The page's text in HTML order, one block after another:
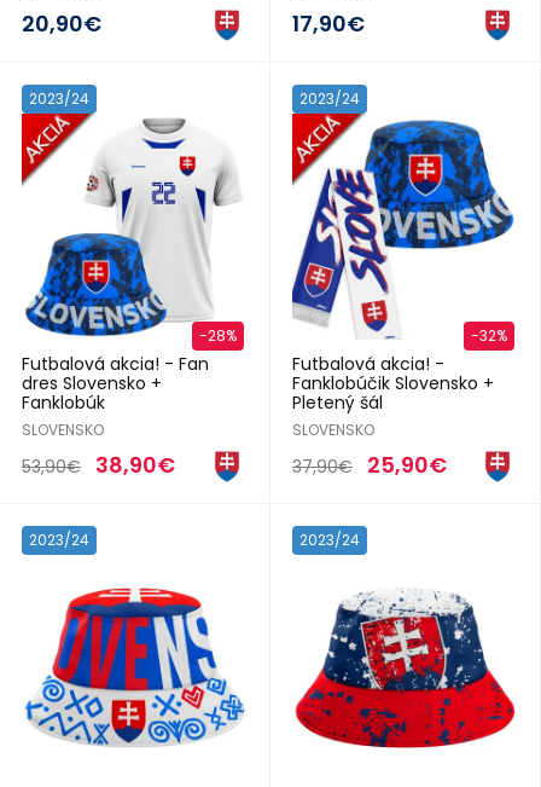
20,90€ 17,90€
2023/24
-28%
Futbalová akcia! - Fan
dres Slovensko +
Fanklobúk
SLOVENSKO
53,90€ 38,90€
2023/24
-32%
Futbalová akcia! -
Fanklobúčik Slovensko +
Pletený šál
SLOVENSKO
37,90€ 25,90€
2023/24 2023/24